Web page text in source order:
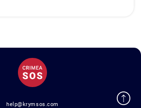
help@krymsos.com